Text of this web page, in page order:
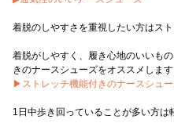
着脱のしやすさを重視したい方はス
着脱がしやすく、履き心地のいいも
▶ストレッチ機能付きのナースシュ
1日中歩き回っていることが多い方は